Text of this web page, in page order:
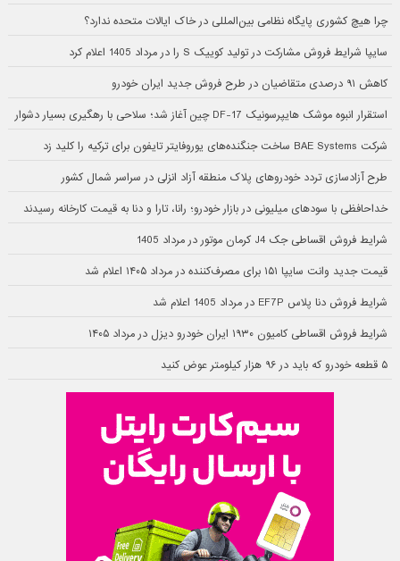
چرا هیچ کشوری پایگاه نظامی بین‌المللی در خاک ایالات متحده ندارد؟
سایپا شرایط فروش مشارکت در تولید کوییک S را در مرداد 1405 اعلام کرد
کاهش ۹۱ درصدی متقاضیان در طرح فروش جدید ایران خودرو
استقرار انبوه موشک هایپرسونیک DF-17 چین آغاز شد؛ سلاحی با رهگیری بسیار دشوار
شرکت BAE Systems ساخت جنگنده‌های یوروفایتر تایفون برای ترکیه را کلید زد
طرح آزادسازی تردد خودروهای پلاک منطقه آزاد انزلی در سراسر شمال کشور
خداحافظی با سودهای میلیونی در بازار خودرو؛ رانا، تارا و دنا به قیمت کارخانه رسیدند
شرایط فروش اقساطی جک J4 کرمان موتور در مرداد 1405
قیمت جدید وانت سایپا ۱۵۱ برای مصرف‌کننده در مرداد ۱۴۰۵ اعلام شد
شرایط فروش دنا پلاس EF7P در مرداد 1405 اعلام شد
شرایط فروش اقساطی کامیون ۱۹۳۰ ایران خودرو دیزل در مرداد ۱۴۰۵
۵ قطعه خودرو که باید در ۹۶ هزار کیلومتر عوض کنید